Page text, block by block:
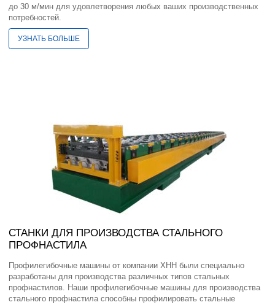
до 30 м/мин для удовлетворения любых ваших производственных
потребностей.
УЗНАТЬ БОЛЬШЕ
СТАНКИ ДЛЯ ПРОИЗВОДСТВА СТАЛЬНОГО
ПРОФНАСТИЛА
Профилегибочные машины от компании XHH были специально
разработаны для производства различных типов стальных
профнастилов. Наши профилегибочные машины для производства
стального профнастила способны профилировать стальные